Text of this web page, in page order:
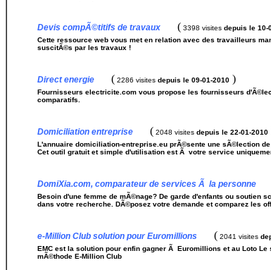
Devis compÃ©titifs de travaux ( 3398 visites depuis le 10-
Cette ressource web vous met en relation avec des travailleurs
suscitÃ©s par les travaux !
Direct energie ( 2286 visites depuis le 09-01-2010 )
Fournisseurs electricite.com vous propose les fournisseurs
comparatifs.
Domiciliation entreprise ( 2048 visites depuis le 22-01-2010
L'annuaire domiciliation-entreprise.eu prÃ©sente une sÃ©lection
Cet outil gratuit et simple d'utilisation est Ã votre service
DomiXia.com, comparateur de services Ã la personne
Besoin d'une femme de mÃ©nage? De garde d'enfants ou
dans votre recherche. DÃ©posez votre demande et comparez les
e-Million Club solution pour Euromillions ( 2041 visites
EMC est la solution pour enfin gagner Ã Euromillions et au Loto
mÃ©thode E-Million Club